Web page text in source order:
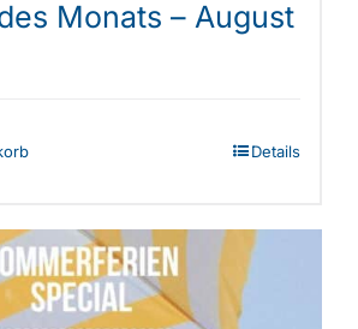
Monats – August
Details